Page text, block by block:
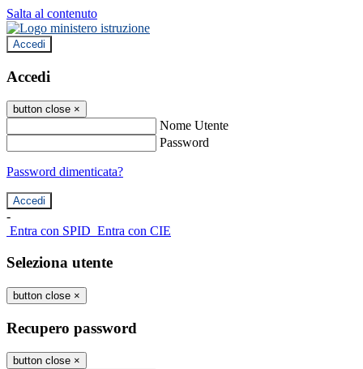
Salta al contenuto
Accedi
Accedi
button close ×
Nome Utente
Password
Password dimenticata?
-
Entra con SPID Entra con CIE
Seleziona utente
button close ×
Recupero password
button close ×